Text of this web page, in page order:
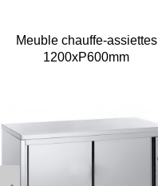
Meuble chauffe-assiettes
1200xP600mm